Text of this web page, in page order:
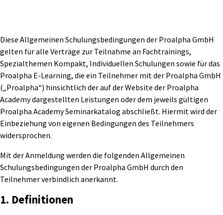
Diese Allgemeinen Schulungsbedingungen der Proalpha GmbH
gelten für alle Verträge zur Teilnahme an Fachtrainings,
Spezialthemen Kompakt, Individuellen Schulungen sowie für das
Proalpha E-Learning, die ein Teilnehmer mit der Proalpha GmbH
(„Proalpha“) hinsichtlich der auf der Website der Proalpha
Academy dargestellten Leistungen oder dem jeweils gültigen
Proalpha Academy Seminarkatalog abschließt. Hiermit wird der
Einbeziehung von eigenen Bedingungen des Teilnehmers
widersprochen.
Mit der Anmeldung werden die folgenden Allgemeinen
Schulungsbedingungen der Proalpha GmbH durch den
Teilnehmer verbindlich anerkannt.
1. Definitionen